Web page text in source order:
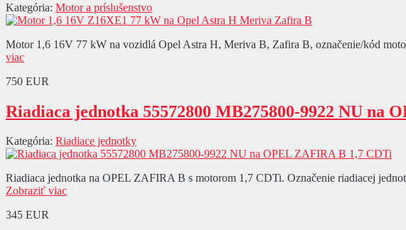
Kategória: Motor a príslušenstvo
Motor 1,6 16V 77 kW na vozidlá Opel Astra H, Meriva B, Zafira B, označenie/kód
viac
750 EUR
Riadiaca jednotka 55572800 MB275800-9922 NU na
Kategória: Riadiace jednotky
Riadiaca jednotka na OPEL ZAFIRA B s motorom 1,7 CDTi. Označenie riadiacej
Zobraziť viac
345 EUR